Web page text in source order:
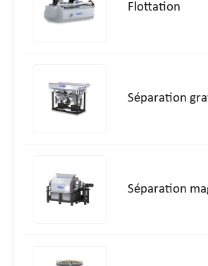
Flottation
Séparation
Séparation